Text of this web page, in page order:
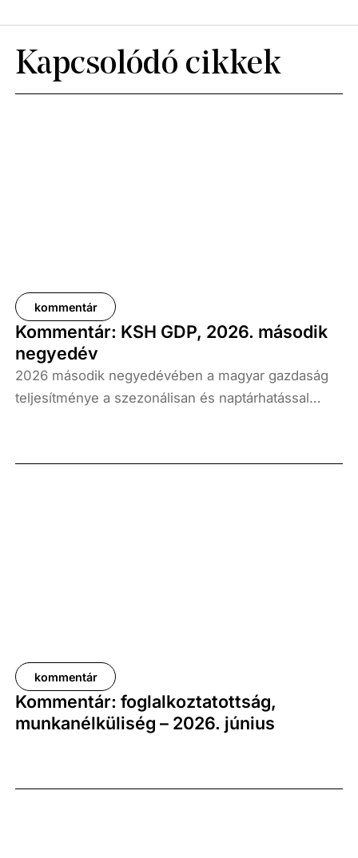
Kapcsolódó cikkek
kommentár
Kommentár: KSH GDP, 2026. második
negyedév
2026 második negyedévében a magyar gazdaság
teljesítménye a szezonálisan és naptárhatással
százalékkal, míg az előző negyedévhez képest 0,4
kommentár
Kommentár: foglalkoztatottság,
munkanélküliség – 2026. június